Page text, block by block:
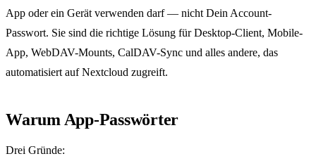
App oder ein Gerät verwenden darf — nicht Dein Account-
Passwort. Sie sind die richtige Lösung für Desktop-Client, Mobile-
App, WebDAV-Mounts, CalDAV-Sync und alles andere, das
automatisiert auf Nextcloud zugreift.
Warum App-Passwörter
Drei Gründe: